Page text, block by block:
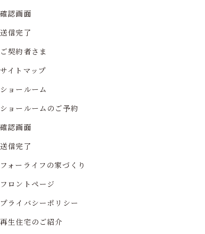
確認画面
送信完了
ご契約者さま
サイトマップ
ショールーム
ショールームのご予約
確認画面
送信完了
フォーライフの家づくり
フロントページ
プライバシーポリシー
再生住宅のご紹介